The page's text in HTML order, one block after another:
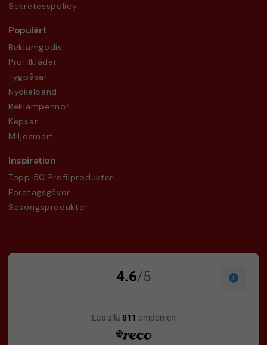
Sekretesspolicy
Populärt
Reklamgodis
Profilkläder
Tygpåsar
Nyckelband
Reklampennor
Kepsar
Miljösmart
Inspiration
Topp 50 Profilprodukter
Företagsgåvor
Säsongsprodukter